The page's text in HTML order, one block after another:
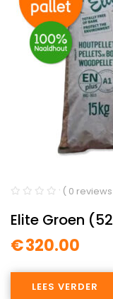
( 0
Elite Groen
€320.00
LEES VERDER